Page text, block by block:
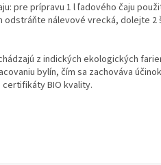
pre prípravu 1 l ľadového čaju
odstráňte nálevové vrecká, dolejte 2
z indických ekologických
bylín, čím sa zachováva
certifikáty BIO kvality.